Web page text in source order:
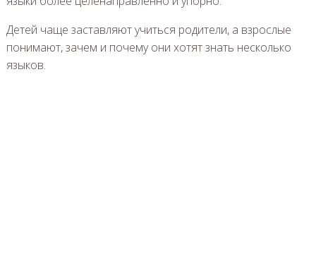
Детей чаще заставляют учиться родители, а взрослые
понимают, зачем и почему они хотят знать несколько
языков.